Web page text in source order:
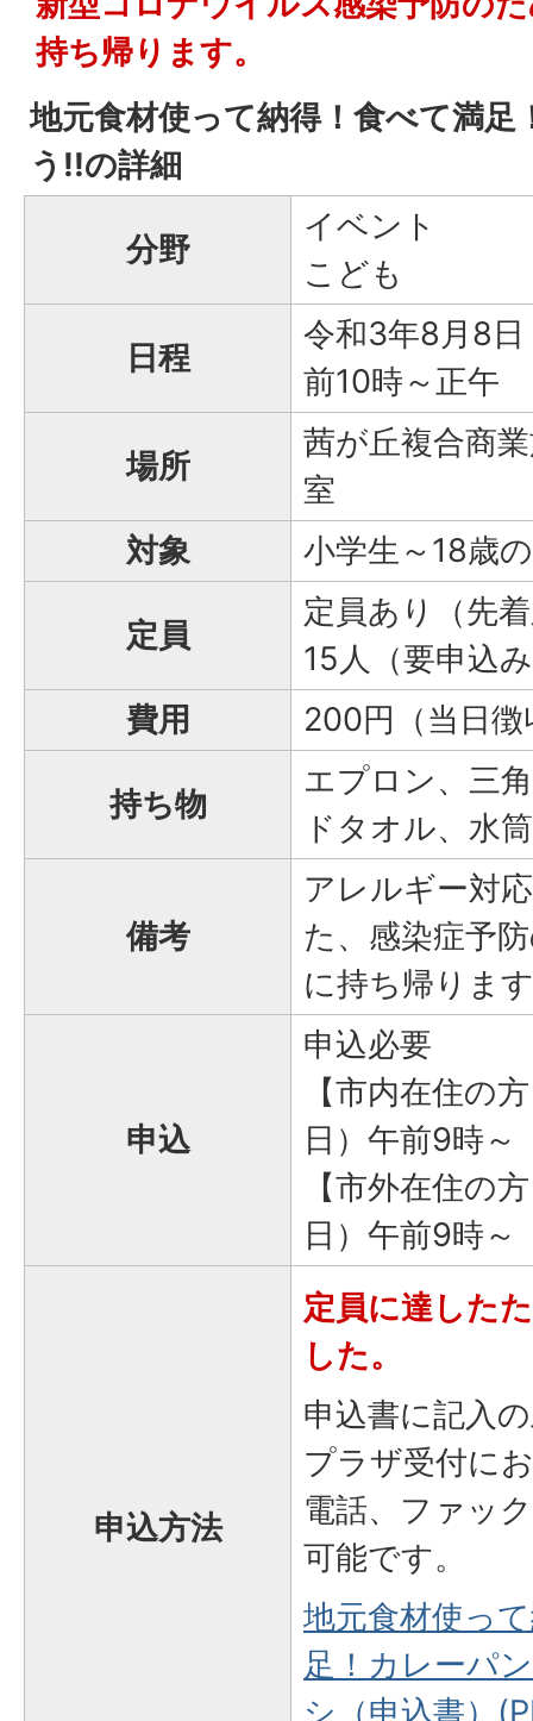
持ち帰ります。
地元食材使って納得！食べて満
う!!の詳細
分野
イベント
こども
日程
令和3年8月8日
前10時～正午
場所
茜が丘複合商
室
対象
小学生～18歳
定員
定員あり（先
15人（要申込
費用
200円（当日徴
持ち物
エプロン、三
ドタオル、水筒
備考
アレルギー対
た、感染症予
に持ち帰りま
申込
申込必要
【市内在住の
日）午前9時～
【市外在住の
日）午前9時～
申込方法
定員に達した
した。
申込書に記入
プラザ受付に
電話、ファッ
可能です。
地元食材使っ
足！カレーパ
シ（申込書）